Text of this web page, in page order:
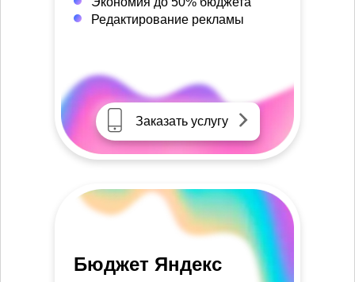
Редактирование рекламы
Заказать услугу
Бюджет Яндекс